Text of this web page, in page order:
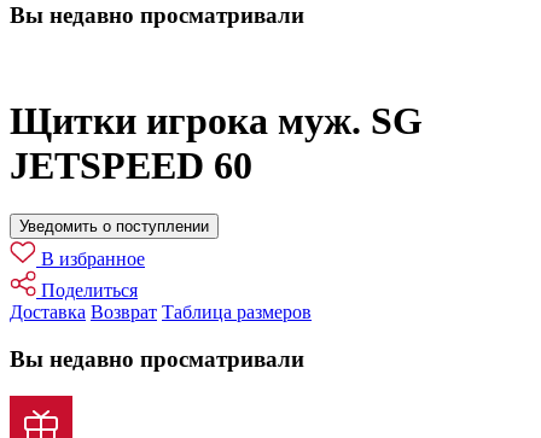
Вы недавно просматривали
Щитки игрока муж. SG
JETSPEED 60
Уведомить о поступлении
В избранное
Поделиться
Доставка Возврат Таблица размеров
Вы недавно просматривали